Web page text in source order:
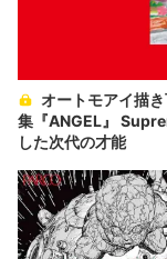
集『ANGEL』
した次代の才能